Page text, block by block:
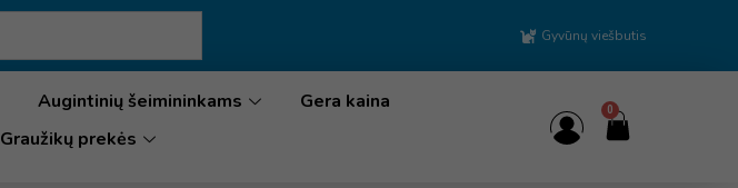
Gyvūnų viešbutis
Augintinių šeimininkams
Gera kaina
Graužikų prekės
0